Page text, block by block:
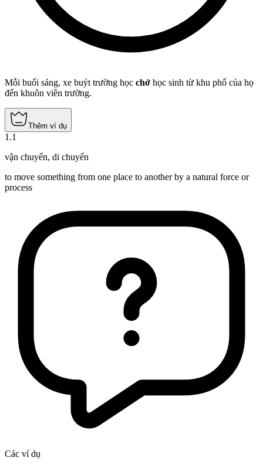
Mỗi buổi sáng, xe buýt trường học chở học sinh từ khu phố của họ
đến khuôn viên trường.
Thêm ví dụ
1 .1
vận chuyển, di chuyển
to move something from one place to another by a natural force or
process
Các ví dụ